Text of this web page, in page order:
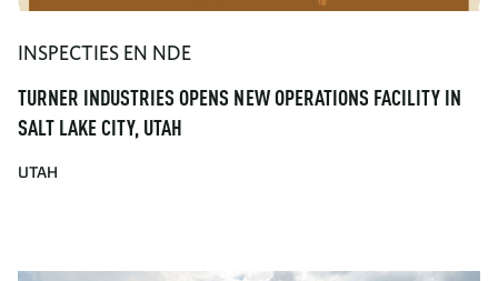
INSPECTIES EN NDE
TURNER INDUSTRIES OPENS NEW OPERATIONS FACILITY IN
SALT LAKE CITY, UTAH
UTAH